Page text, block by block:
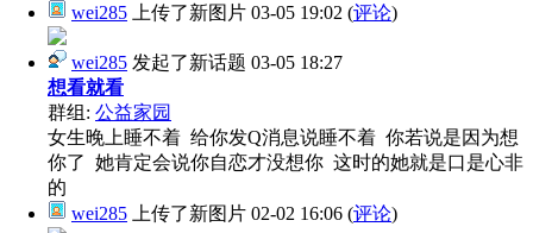
wei285 上传了新图片 03-05 19:02 (评论)
wei285 发起了新话题 03-05 18:27
想看就看
群组: 公益家园
女生晚上睡不着 给你发Q消息说睡不着 你若说是因为想
你了 她肯定会说你自恋才没想你 这时的她就是口是心非
的
wei285 上传了新图片 02-02 16:06 (评论)